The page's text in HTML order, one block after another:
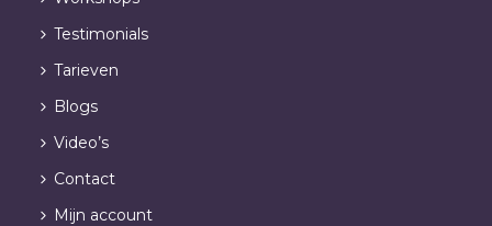
Testimonials
Tarieven
Blogs
Video’s
Contact
Mijn account